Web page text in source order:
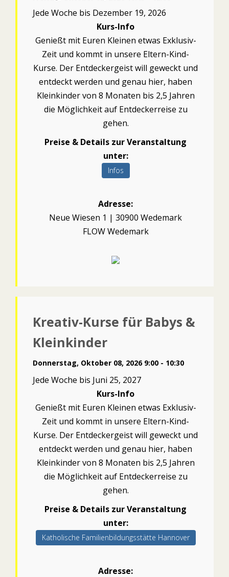
Jede Woche bis Dezember 19, 2026
Kurs-Info
Genießt mit Euren Kleinen etwas Exklusiv-
Zeit und kommt in unsere Eltern-Kind-
Kurse. Der Entdeckergeist will geweckt und
entdeckt werden und genau hier, haben
Kleinkinder von 8 Monaten bis 2,5 Jahren
die Möglichkeit auf Entdeckerreise zu
gehen.
Preise & Details zur Veranstaltung
unter:
Infos
Adresse:
Neue Wiesen 1 | 30900 Wedemark
FLOW Wedemark
Kreativ-Kurse für Babys &
Kleinkinder
Donnerstag, Oktober 08, 2026 9:00 - 10:30
Jede Woche bis Juni 25, 2027
Kurs-Info
Genießt mit Euren Kleinen etwas Exklusiv-
Zeit und kommt in unsere Eltern-Kind-
Kurse. Der Entdeckergeist will geweckt und
entdeckt werden und genau hier, haben
Kleinkinder von 8 Monaten bis 2,5 Jahren
die Möglichkeit auf Entdeckerreise zu
gehen.
Preise & Details zur Veranstaltung
unter:
Katholische Familienbildungsstätte Hannover
Adresse: